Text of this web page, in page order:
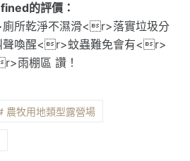
的評價：
所乾淨不濕滑<r>落實垃圾分
喚醒<r>蚊蟲難免會有<r>
雨棚區 讚！
農牧用地類型露營場